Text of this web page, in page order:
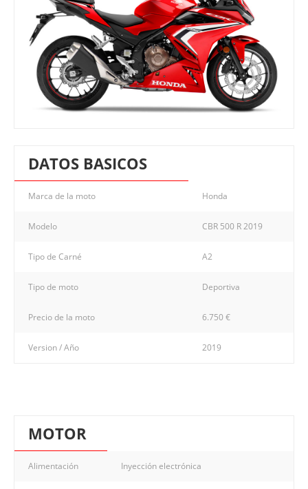
DATOS BASICOS
Marca de la moto Honda
Modelo CBR 500 R 2019
Tipo de Carné A2
Tipo de moto Deportiva
Precio de la moto 6.750 €
Version / Año 2019
MOTOR
Alimentación Inyección electrónica